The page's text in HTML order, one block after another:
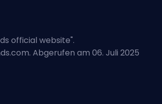
official website".
Abgerufen am 06. Juli 2025